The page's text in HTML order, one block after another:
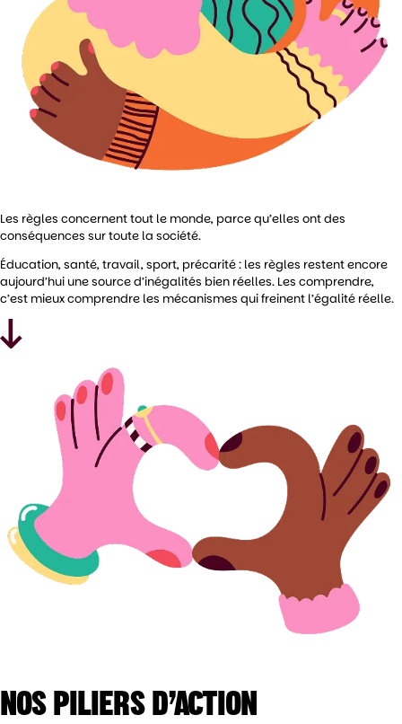
Les règles concernent tout le monde, parce qu’elles ont des
conséquences sur toute la société.
Éducation, santé, travail, sport, précarité : les règles restent encore
aujourd’hui une source d’inégalités bien réelles. Les comprendre,
c’est mieux comprendre les mécanismes qui freinent l’égalité réelle.
NOS PILIERS D’ACTION